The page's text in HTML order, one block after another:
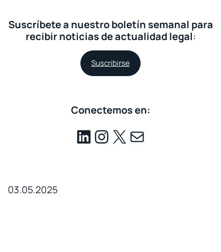
Suscríbete a nuestro boletín semanal para
recibir noticias de actualidad legal:
Suscribirse
Conectemos en:
03.05.2025